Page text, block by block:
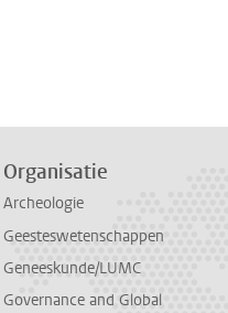
Organisatie
Archeologie
Geesteswetenschappen
Geneeskunde/LUMC
Governance and Global